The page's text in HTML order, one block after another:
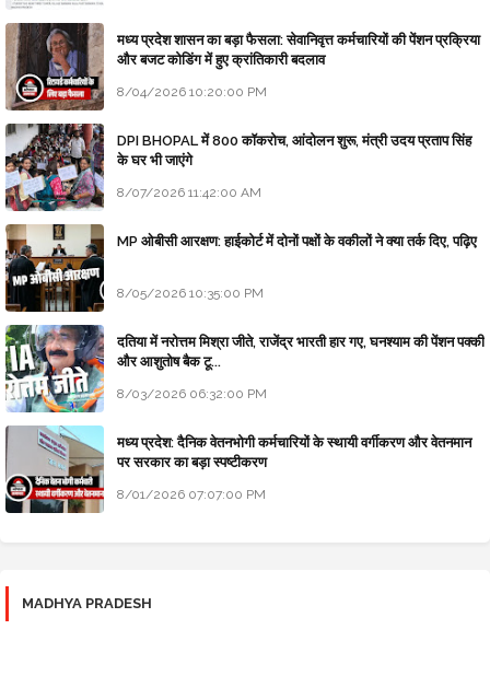
मध्य प्रदेश शासन का बड़ा फैसला: सेवानिवृत्त कर्मचारियों की पेंशन प्रक्रिया
और बजट कोडिंग में हुए क्रांतिकारी बदलाव
8/04/2026 10:20:00 PM
DPI BHOPAL में 800 कॉकरोच, आंदोलन शुरू, मंत्री उदय प्रताप सिंह
के घर भी जाएंगे
8/07/2026 11:42:00 AM
MP ओबीसी आरक्षण: हाईकोर्ट में दोनों पक्षों के वकीलों ने क्या तर्क दिए, पढ़िए
8/05/2026 10:35:00 PM
दतिया में नरोत्तम मिश्रा जीते, राजेंद्र भारती हार गए, घनश्याम की पेंशन पक्की
और आशुतोष बैक टू...
8/03/2026 06:32:00 PM
मध्य प्रदेश: दैनिक वेतनभोगी कर्मचारियों के स्थायी वर्गीकरण और वेतनमान
पर सरकार का बड़ा स्पष्टीकरण
8/01/2026 07:07:00 PM
MADHYA PRADESH